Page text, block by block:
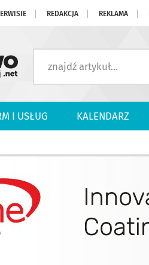
REDAKCJA REKLAMA
I USŁUG KALENDARZ